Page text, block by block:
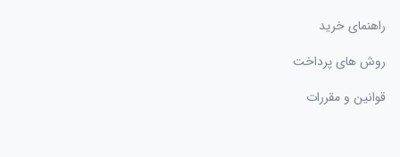
راهنمای خرید
روش های پرداخت
قوانین و مقررات